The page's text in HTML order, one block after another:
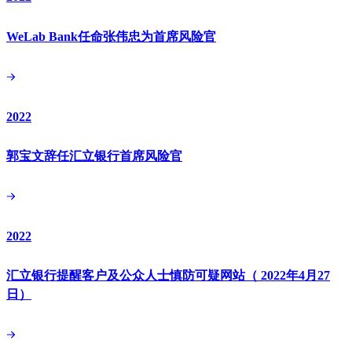
WeLab Bank任命张伟忠为首席风险官
2022
郭宝文辞任汇立银行首席风险官
2022
汇立银行提醒客户及公众人士慎防可疑网站（ 2022年4月27
日）